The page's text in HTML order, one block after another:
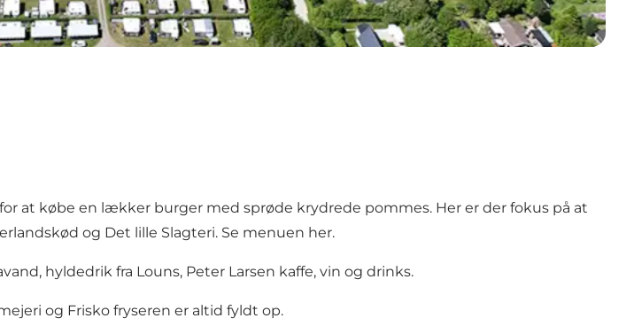
at købe en lækker burger med sprøde krydrede pommes. Her er der fokus på at
og Det lille Slagteri. Se menuen her.
hyldedrik fra Louns, Peter Larsen kaffe, vin og drinks.
og Frisko fryseren er altid fyldt op.